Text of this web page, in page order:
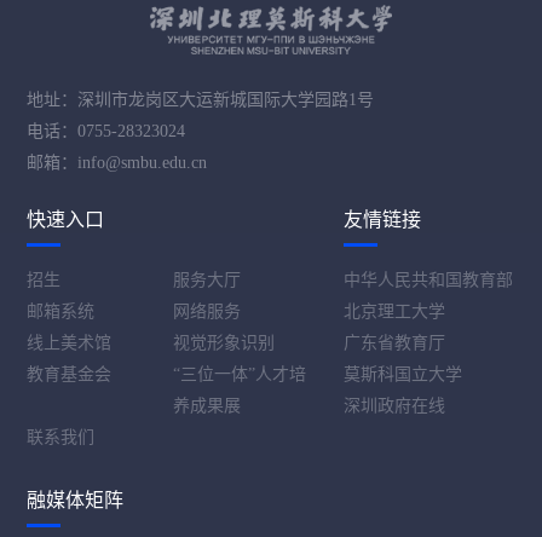
地址：深圳市龙岗区大运新城国际大学园路1号
电话：0755-28323024
邮箱：info@smbu.edu.cn
快速入口
招生
服务大厅
邮箱系统
网络服务
线上美术馆
视觉形象识别
教育基金会
“三位一体”人才培
养成果展
联系我们
友情链接
中华人民共和国教育部
北京理工大学
广东省教育厅
莫斯科国立大学
深圳政府在线
融媒体矩阵